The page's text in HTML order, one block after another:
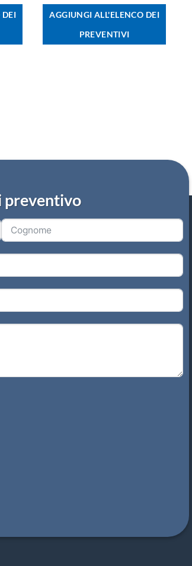
DEI
AGGIUNGI ALL'ELENCO DEI
PREVENTIVI
preventivo